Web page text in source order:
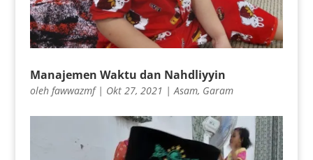
Manajemen Waktu dan Nahdliyyin
oleh fawwazmf| Okt 27, 2021 |Asam, Garam